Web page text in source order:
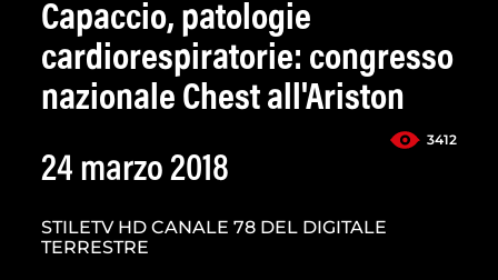
Capaccio, patologie
cardiorespiratorie: congresso
nazionale Chest all'Ariston
3412
24 marzo 2018
STILETV HD CANALE 78 DEL DIGITALE
TERRESTRE